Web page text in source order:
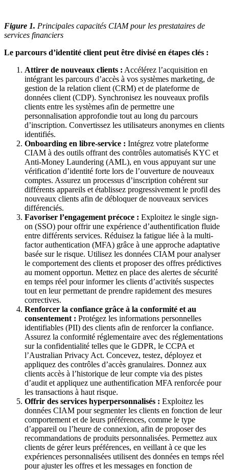
Figure 1. Principales capacités CIAM pour les prestataires de
services financiers
Le parcours d’identité client peut être divisé en étapes clés :
Attirer de nouveaux clients : Accélérez l’acquisition en
intégrant les parcours d’accès à vos systèmes marketing, de
gestion de la relation client (CRM) et de plateforme de
données client (CDP). Synchronisez les nouveaux profils
clients entre les systèmes afin de permettre une
personnalisation approfondie tout au long du parcours
d’inscription. Convertissez les utilisateurs anonymes en clients
identifiés.
Onboarding en libre-service : Intégrez votre plateforme
CIAM à des outils offrant des contrôles automatisés KYC et
Anti-Money Laundering (AML), en vous appuyant sur une
vérification d’identité forte lors de l’ouverture de nouveaux
comptes. Assurez un processus d’inscription cohérent sur
différents appareils et établissez progressivement le profil des
nouveaux clients afin de débloquer de nouveaux services
différenciés.
Favoriser l’engagement précoce : Exploitez le single sign-
on (SSO) pour offrir une expérience d’authentification fluide
entre différents services. Réduisez la fatigue liée à la multi-
factor authentication (MFA) grâce à une approche adaptative
basée sur le risque. Utilisez les données CIAM pour analyser
le comportement des clients et proposer des offres prédictives
au moment opportun. Mettez en place des alertes de sécurité
en temps réel pour informer les clients d’activités suspectes
tout en leur permettant de prendre rapidement des mesures
correctives.
Renforcer la confiance grâce à la conformité et au
consentement : Protégez les informations personnelles
identifiables (PII) des clients afin de renforcer la confiance.
Assurez la conformité réglementaire avec des réglementations
sur la confidentialité telles que le GDPR, le CCPA et
l’Australian Privacy Act. Concevez, testez, déployez et
appliquez des contrôles d’accès granulaires. Donnez aux
clients accès à l’historique de leur compte via des pistes
d’audit et appliquez une authentification MFA renforcée pour
les transactions à haut risque.
Offrir des services hyperpersonnalisés : Exploitez les
données CIAM pour segmenter les clients en fonction de leur
comportement et de leurs préférences, comme le type
d’appareil ou l’heure de connexion, afin de proposer des
recommandations de produits personnalisées. Permettez aux
clients de gérer leurs préférences, en veillant à ce que les
expériences personnalisées utilisent des données en temps réel
pour ajuster les offres et les messages en fonction de